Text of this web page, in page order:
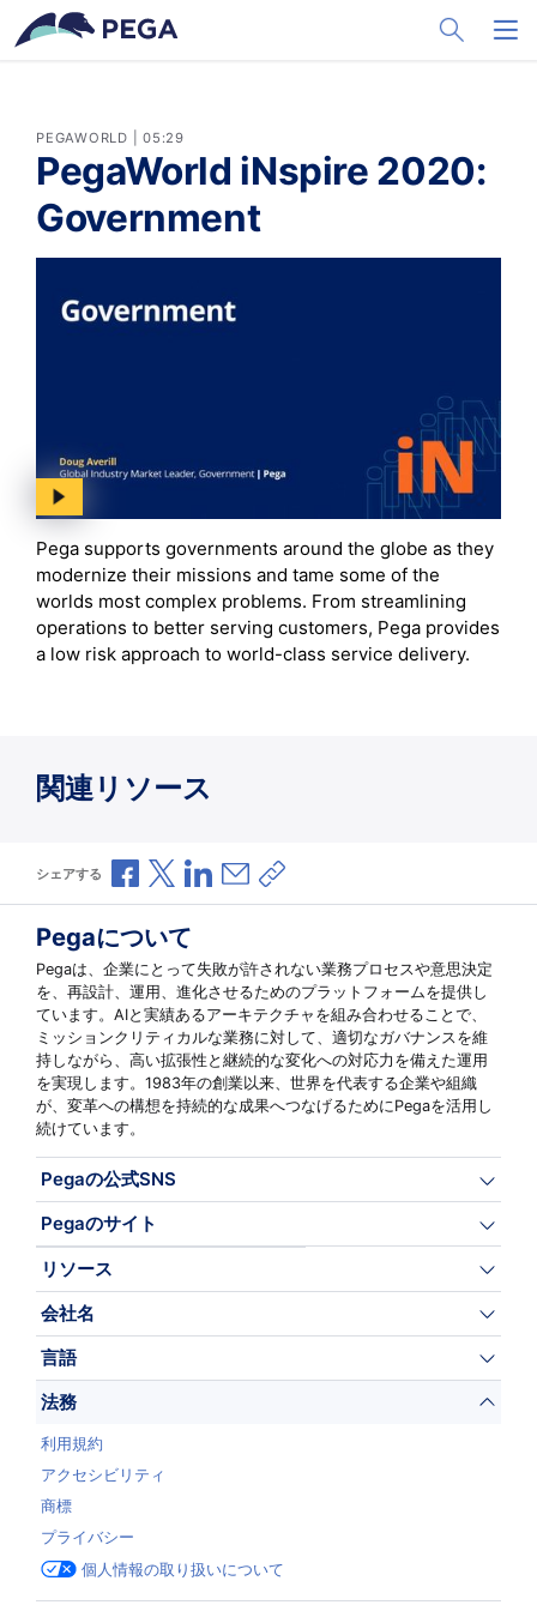
メインコンテンツに飛ぶ
Toggle
PEGAWORLD | 05:29
PegaWorld iNspire 2020:
Government
Pega supports governments around the globe as they
modernize their missions and tame some of the
worlds most complex problems. From streamlining
operations to better serving customers, Pega provides
a low risk approach to world-class service delivery.
関連リソース
シェアする Facebookで共有
Xで共有LinkedInで共有
メールで共有
共有リンクをコピー
Pegaについて
Pegaは、企業にとって失敗が許されない業務プロセスや意思決定
を、再設計、運用、進化させるためのプラットフォームを提供し
ています。AIと実績あるアーキテクチャを組み合わせることで、
ミッションクリティカルな業務に対して、適切なガバナンスを維
持しながら、高い拡張性と継続的な変化への対応力を備えた運用
を実現します。1983年の創業以来、世界を代表する企業や組織
が、変革への構想を持続的な成果へつなげるためにPegaを活用し
続けています。
Pegaの公式SNS
Pegaのサイト
リソース
会社名
言語
法務
利用規約
アクセシビリティ
商標
プライバシー
個人情報の取り扱いについて